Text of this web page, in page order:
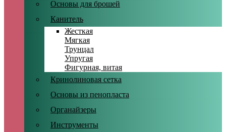
Основы для брошей
Канитель
Жесткая
Мягкая
Трунцал
Упругая
Фигурная, витая
Кринолиновая сетка
Основы из пенопласта
Органайзеры
Инструменты